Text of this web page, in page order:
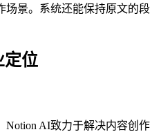
场景。系统还能保持原文的段
定位
Notion AI致力于解决内容创作